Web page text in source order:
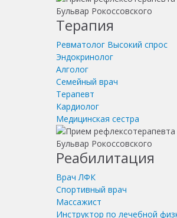
Терапия
Ревматолог Высокий спрос
Эндокринолог
Алголог
Семейный врач
Терапевт
Кардиолог
Медицинская сестра
Реабилитация
Врач ЛФК
Спортивный врач
Массажист
Инструктор по лечебной